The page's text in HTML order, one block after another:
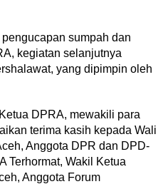
sumpah dan
kegiatan selanjutnya
yang dipimpin oleh
DPRA, mewakili para
terima kasih kepada Wali
Anggota DPR dan DPD-
Terhormat, Wakil Ketua
Anggota Forum